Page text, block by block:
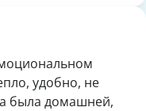
удобно, не
была домашней,